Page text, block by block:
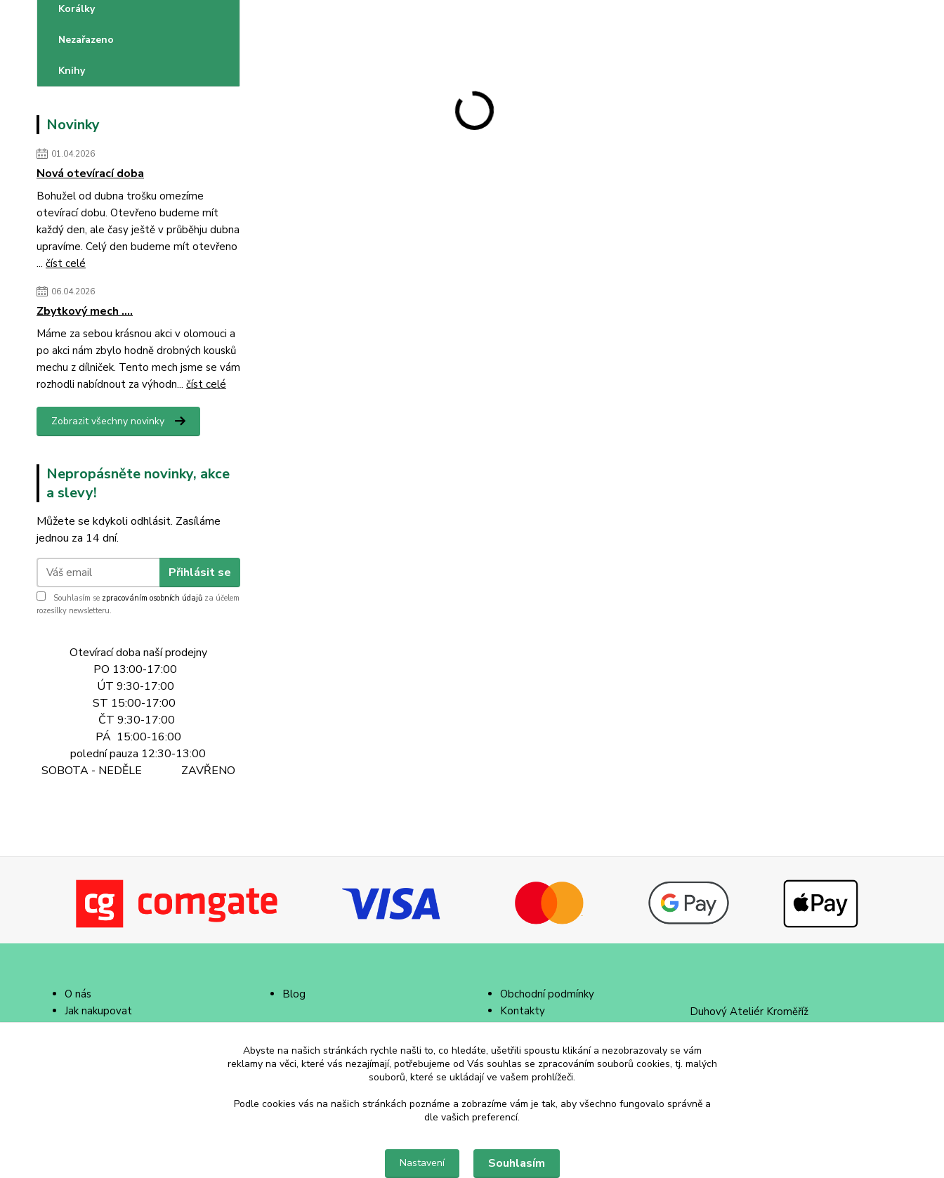
Korálky
Nezařazeno
Knihy
Novinky
01.04.2026
Nová otevírací doba
Bohužel od dubna trošku omezíme
otevírací dobu. Otevřeno budeme mít
každý den, ale časy ještě v průběhju dubna
upravíme. Celý den budeme mít otevřeno
... číst celé
06.04.2026
Zbytkový mech ....
Máme za sebou krásnou akci v olomouci a
po akci nám zbylo hodně drobných kousků
mechu z dílniček. Tento mech jsme se vám
rozhodli nabídnout za výhodn... číst celé
Zobrazit všechny novinky
Nepropásněte novinky, akce
a slevy!
Můžete se kdykoli odhlásit. Zasíláme
jednou za 14 dní.
Přihlásit se
Souhlasím se zpracováním osobních údajů za účelem
rozesílky newsletteru.
Otevírací doba naší prodejny
PO 13:00-17:00
ÚT 9:30-17:00
ST 15:00-17:00
ČT 9:30-17:00
PÁ 15:00-16:00
polední pauza 12:30-13:00
SOBOTA - NEDĚLE ZAVŘENO
O nás
Jak nakupovat
Doprava a platba
Blog
Obchodní podmínky
Kontakty
Duhový Ateliér Kroměříž
+420 734 258 002
Abyste na našich stránkách rychle našli to, co hledáte, ušetřili spoustu klikání a nezobrazovaly se vám
reklamy na věci, které vás nezajímají, potřebujeme od Vás souhlas se zpracováním souborů cookies, tj. malých
souborů, které se ukládají ve vašem prohlížeči.
Podle cookies vás na našich stránkách poznáme a zobrazíme vám je tak, aby všechno fungovalo správně a
dle vašich preferencí.
Nastavení Souhlasím